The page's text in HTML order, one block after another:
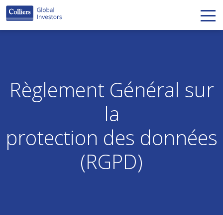
Règlement Général sur
la
protection des données
(RGPD)